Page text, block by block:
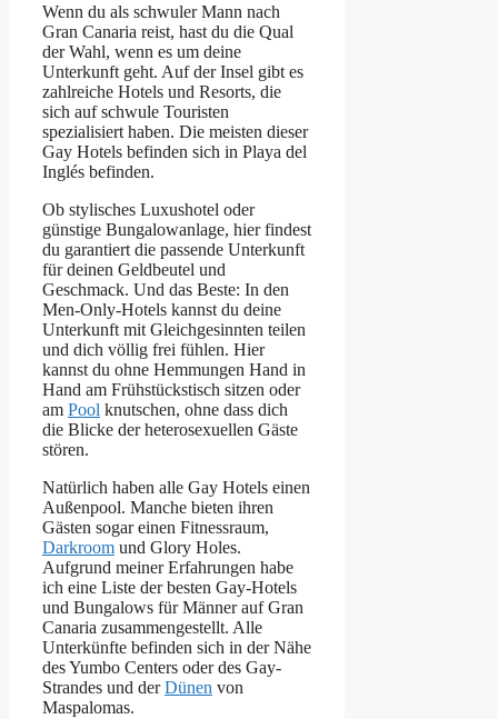
Wenn du als schwuler Mann nach
Gran Canaria reist, hast du die Qual
der Wahl, wenn es um deine
Unterkunft geht. Auf der Insel gibt es
zahlreiche Hotels und Resorts, die
sich auf schwule Touristen
spezialisiert haben. Die meisten dieser
Gay Hotels befinden sich in Playa del
Inglés befinden.
Ob stylisches Luxushotel oder
günstige Bungalowanlage, hier findest
du garantiert die passende Unterkunft
für deinen Geldbeutel und
Geschmack. Und das Beste: In den
Men-Only-Hotels kannst du deine
Unterkunft mit Gleichgesinnten teilen
und dich völlig frei fühlen. Hier
kannst du ohne Hemmungen Hand in
Hand am Frühstückstisch sitzen oder
am Pool knutschen, ohne dass dich
die Blicke der heterosexuellen Gäste
stören.
Natürlich haben alle Gay Hotels einen
Außenpool. Manche bieten ihren
Gästen sogar einen Fitnessraum,
Darkroom und Glory Holes.
Aufgrund meiner Erfahrungen habe
ich eine Liste der besten Gay-Hotels
und Bungalows für Männer auf Gran
Canaria zusammengestellt. Alle
Unterkünfte befinden sich in der Nähe
des Yumbo Centers oder des Gay-
Strandes und derDünen von
Maspalomas.